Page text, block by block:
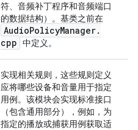
符、音频补丁程序和音频端口
的数据结构）。基类之前在
AudioPolicyManager.
cpp 中定义。
实现相关规则，这些规则定义
应将哪些设备和音量用于指定
用例。该模块会实现标准接口
（包含通用部分），例如，为
指定的播放或捕获用例获取适